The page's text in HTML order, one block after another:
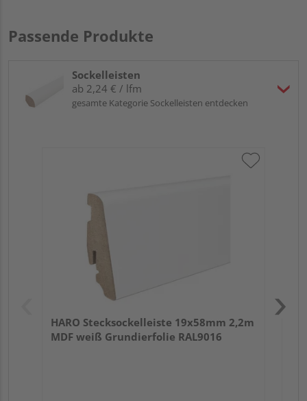
Passende Produkte
Sockelleisten
ab 2,24 € / lfm
gesamte Kategorie Sockelleisten entdecken
HARO Stecksockelleiste 19x58mm 2,2m
MDF weiß Grundierfolie RAL9016